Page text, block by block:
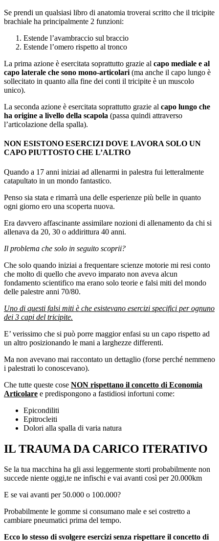
Se prendi un qualsiasi libro di anatomia troverai scritto che il tricipite
brachiale ha principalmente 2 funzioni:
Estende l’avambraccio sul braccio
Estende l’omero rispetto al tronco
La prima azione è esercitata soprattutto grazie al capo mediale e al
capo laterale che sono mono-articolari (ma anche il capo lungo è
sollecitato in quanto alla fine dei conti il tricipite è un muscolo
unico).
La seconda azione è esercitata soprattutto grazie al capo lungo che
ha origine a livello della scapola (passa quindi attraverso
l’articolazione della spalla).
NON ESISTONO ESERCIZI DOVE LAVORA SOLO UN
CAPO PIUTTOSTO CHE L’ALTRO
Quando a 17 anni iniziai ad allenarmi in palestra fui letteralmente
catapultato in un mondo fantastico.
Penso sia stata e rimarrà una delle esperienze più belle in quanto
ogni giorno ero una scoperta nuova.
Era davvero affascinante assimilare nozioni di allenamento da chi si
allenava da 20, 30 o addirittura 40 anni.
Il problema che solo in seguito scoprii?
Che solo quando iniziai a frequentare scienze motorie mi resi conto
che molto di quello che avevo imparato non aveva alcun
fondamento scientifico ma erano solo teorie e falsi miti del mondo
delle palestre anni 70/80.
Uno di questi falsi miti è che esistevano esercizi specifici per ognuno
dei 3 capi del tricipite.
E’ verissimo che si può porre maggior enfasi su un capo rispetto ad
un altro posizionando le mani a larghezze differenti.
Ma non avevano mai raccontato un dettaglio (forse perché nemmeno
i palestrati lo conoscevano).
Che tutte queste cose NON rispettano il concetto di Economia
Articolare e predispongono a fastidiosi infortuni come:
Epicondiliti
Epitrocleiti
Dolori alla spalla di varia natura
IL TRAUMA DA CARICO ITERATIVO
Se la tua macchina ha gli assi leggermente storti probabilmente non
succede niente oggi,te ne infischi e vai avanti così per 20.000km
E se vai avanti per 50.000 o 100.000?
Probabilmente le gomme si consumano male e sei costretto a
cambiare pneumatici prima del tempo.
Ecco lo stesso di svolgere esercizi senza rispettare il concetto di